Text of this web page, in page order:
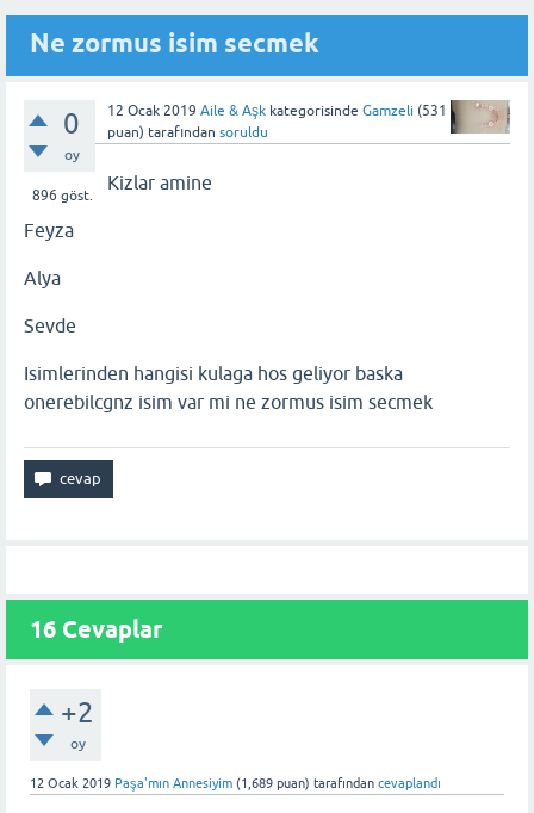
Ne zormus isim secmek
0
oy
896 göst.
12 Ocak 2019 Aile & Aşk kategorisinde Gamzeli (531
puan) tarafından soruldu
Kizlar amine
Feyza
Alya
Sevde
Isimlerinden hangisi kulaga hos geliyor baska
onerebilcgnz isim var mi ne zormus isim secmek
16 Cevaplar
+2
oy
12 Ocak 2019 Paşa'mın Annesiyim (1,689 puan) tarafından cevaplandı